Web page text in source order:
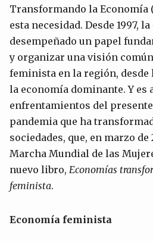
Transformando la Economía
esta necesidad. Desde 1997,
desempeñado un papel
y organizar una visión
feminista en la región,
la economía dominante. Y es
enfrentamientos del
pandemia que ha
sociedades, que, en marzo de
Marcha Mundial de las
nuevo libro, Economías
feminista.
Economía feminista